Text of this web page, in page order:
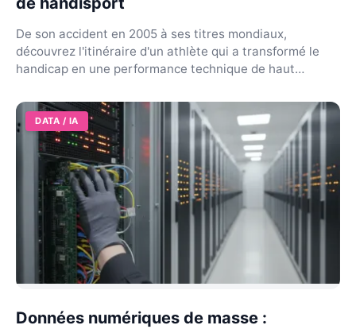
De son accident en 2005 à ses titres mondiaux,
découvrez l'itinéraire d'un athlète qui a transformé le
handicap en une performance technique de haut
DATA / IA
Données numériques de masse :